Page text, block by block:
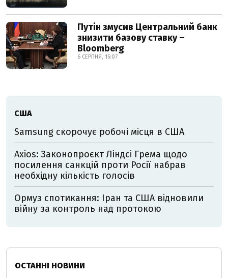
Путін змусив Центральний банк
знизити базову ставку –
Bloomberg
6 СЕРПНЯ, 15:07
США
Samsung скорочує робочі місця в США
Axios: Законопроєкт Ліндсі Грема щодо
посилення санкцій проти Росії набрав
необхідну кількість голосів
Ормуз спотикання: Іран та США відновили
війну за контроль над протокою
ОСТАННІ НОВИНИ